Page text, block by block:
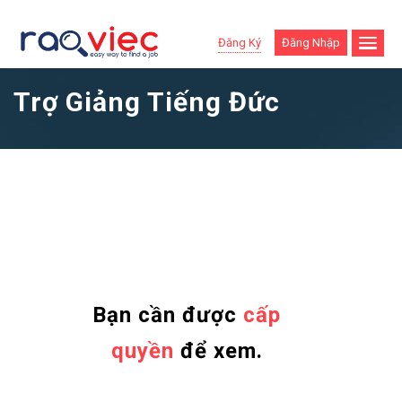
Đăng Ký Đăng Nhập
Trợ Giảng Tiếng Đức
Bạn cần được cấp
quyền để xem.